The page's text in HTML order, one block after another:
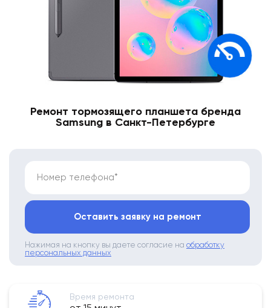
Ремонт тормозящего планшета бренда
Samsung в Санкт-Петербурге
Номер телефона*
Оставить заявку на ремонт
Нажимая на кнопку вы даете согласие на обработку
персональных данных
Время ремонта